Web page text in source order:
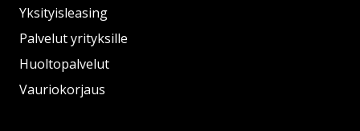
Yksityisleasing
Palvelut yrityksille
Huoltopalvelut
Vauriokorjaus